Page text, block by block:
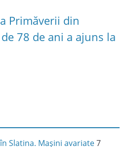
Primăverii din
78 de ani a ajuns la
Slatina. Mașini avariate 7